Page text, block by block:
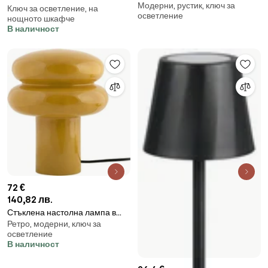
(височина 35 cm) Aente –
Leitmotiv
Ключ за осветление, на
нощното шкафче
В наличност
настолна лампа с текстилен
абажур (височина 32 cm) Irvin –
Модерни, рустик, ключ за
осветление
72 €
140,82 лв.
Стъклена настолна лампа в
цвят жълта охра (височина 24
cm) Incesante – Leitmotiv
Ретро, модерни, ключ за
осветление
В наличност